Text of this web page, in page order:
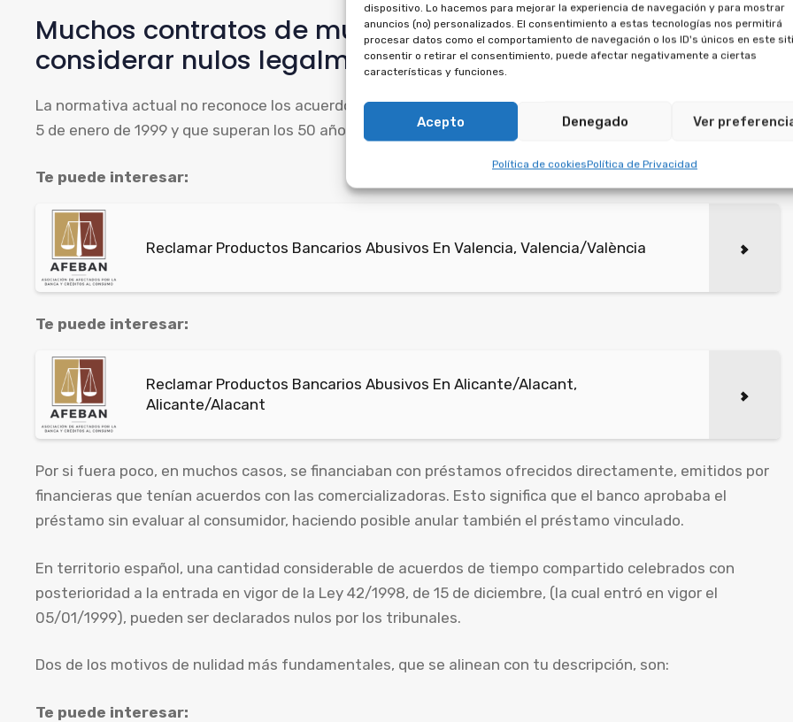
dispositivo. Lo hacemos para mejorar la experiencia de navegación y para mostrar
anuncios (no) personalizados. El consentimiento a estas tecnologías nos permitirá
procesar datos como el comportamiento de navegación o los ID's únicos en este
consentir o retirar el consentimiento, puede afectar negativamente a ciertas
características y funciones.
Acepto Denegado Ver
Política de cookiesPolítica de Privacidad
Muchos contratos de multipropiedad se pueden
considerar nulos legalmente.
La normativa actual no reconoce los acuerdos firmados con empresas de multipropiedad suscritos tras el
5 de enero de 1999 y que superan los 50 años de duración, algo que va contra la ley.
Te puede interesar:
Reclamar Productos Bancarios Abusivos En Valencia, Valencia/València
Te puede interesar:
Reclamar Productos Bancarios Abusivos En Alicante/Alacant,
Alicante/Alacant
Por si fuera poco, en muchos casos, se financiaban con préstamos ofrecidos directamente, emitidos por
financieras que tenían acuerdos con las comercializadoras. Esto significa que el banco aprobaba el
préstamo sin evaluar al consumidor, haciendo posible anular también el préstamo vinculado.
En territorio español, una cantidad considerable de acuerdos de tiempo compartido celebrados con
posterioridad a la entrada en vigor de la Ley 42/1998, de 15 de diciembre, (la cual entró en vigor el
05/01/1999), pueden ser declarados nulos por los tribunales.
Dos de los motivos de nulidad más fundamentales, que se alinean con tu descripción, son:
Te puede interesar: